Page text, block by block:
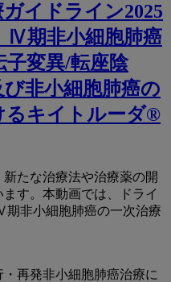
ガイドライン2025
期非小細胞肺癌
子変異/転座陰
非小細胞肺癌の
るキイトルーダ®
たな治療法や治療薬の開
す。本動画では、ドライ
非小細胞肺癌の一次治療